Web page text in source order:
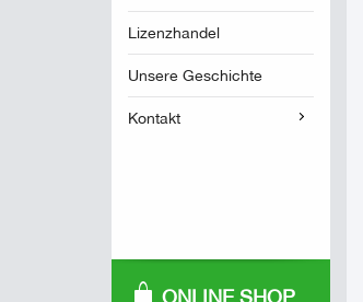
Lizenzhandel
Unsere Geschichte
Kontakt
ONLINE SHOP